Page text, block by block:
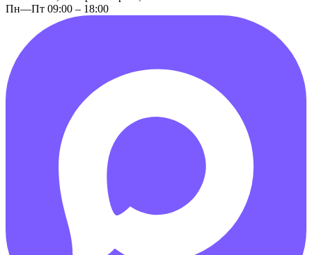
Пн—Пт 09:00 – 18:00